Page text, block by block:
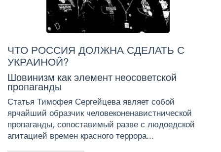
ЧТО РОССИЯ ДОЛЖНА СДЕЛАТЬ С
УКРАИНОЙ?
Шовинизм как элемент неосоветской
пропаганды
Статья Тимофея Сергейцева являет собой
ярчайший образчик человеконенавистнической
пропаганды, сопоставимый разве с людоедской
агитацией времен красного террора...